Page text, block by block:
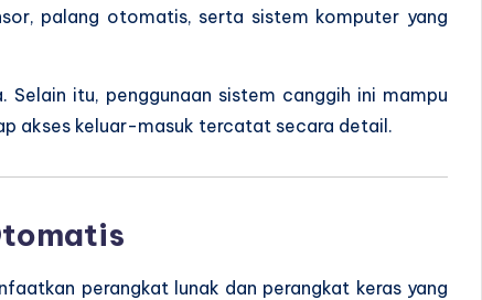
palang otomatis, serta sistem komputer yang
itu, penggunaan sistem canggih ini mampu
akses keluar-masuk tercatat secara detail.
perangkat lunak dan perangkat keras yang